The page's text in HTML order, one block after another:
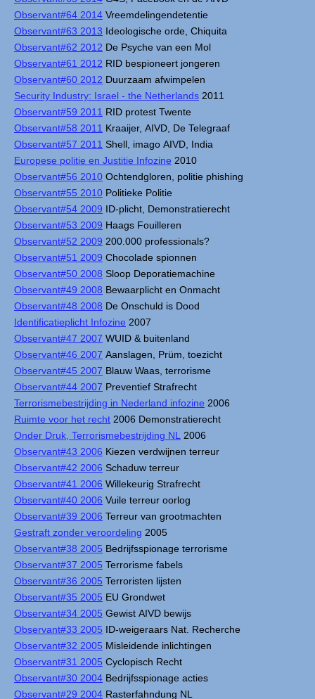
Observant#64 2014 Vreemdelingendetentie
Observant#63 2013 Ideologische orde, Chiquita
Observant#62 2012 De Psyche van een Mol
Observant#61 2012 RID bespioneert jongeren
Observant#60 2012 Duurzaam afwimpelen
Security Industry: Israel - the Netherlands 2011
Observant#59 2011 RID protest Twente
Observant#58 2011 Kraaijer, AIVD, De Telegraaf
Observant#57 2011 Shell, imago AIVD, India
Europese politie en Justitie Infozine 2010
Observant#56 2010 Ochtendgloren, politie phishing
Observant#55 2010 Politieke Politie
Observant#54 2009 ID-plicht, Demonstratierecht
Observant#53 2009 Haags Fouilleren
Observant#52 2009 200.000 professionals?
Observant#51 2009 Chocolade spionnen
Observant#50 2008 Sloop Deporatiemachine
Observant#49 2008 Bewaarplicht en Onmacht
Observant#48 2008 De Onschuld is Dood
Identificatieplicht Infozine 2007
Observant#47 2007 WUID & buitenland
Observant#46 2007 Aanslagen, Prüm, toezicht
Observant#45 2007 Blauw Waas, terrorisme
Observant#44 2007 Preventief Strafrecht
Terrorismebestrijding in Nederland infozine 2006
Ruimte voor het recht 2006 Demonstratierecht
Onder Druk, Terrorismebestrijding NL
2006
Observant#43 2006 Kiezen verdwijnen terreur
Observant#42 2006 Schaduw terreur
Observant#41 2006 Willekeurig Strafrecht
Observant#40 2006 Vuile terreur oorlog
Observant#39 2006 Terreur van grootmachten
Gestraft zonder veroordeling 2005
Observant#38 2005 Bedrijfsspionage terrorisme
Observant#37 2005 Terrorisme fabels
Observant#36 2005 Terroristen lijsten
Observant#35 2005 EU Grondwet
Observant#34 2005 Gewist AIVD bewijs
Observant#33 2005 ID-weigeraars Nat. Recherche
Observant#32 2005 Misleidende inlichtingen
Observant#31 2005 Cyclopisch Recht
Observant#30 2004 Bedrijfsspionage acties
Observant#29 2004 Rasterfahndung NL